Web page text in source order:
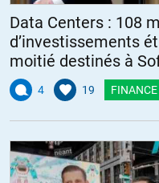
Data Centers : 108
d’investissements
moitié destinés à
4 19 FINANCE